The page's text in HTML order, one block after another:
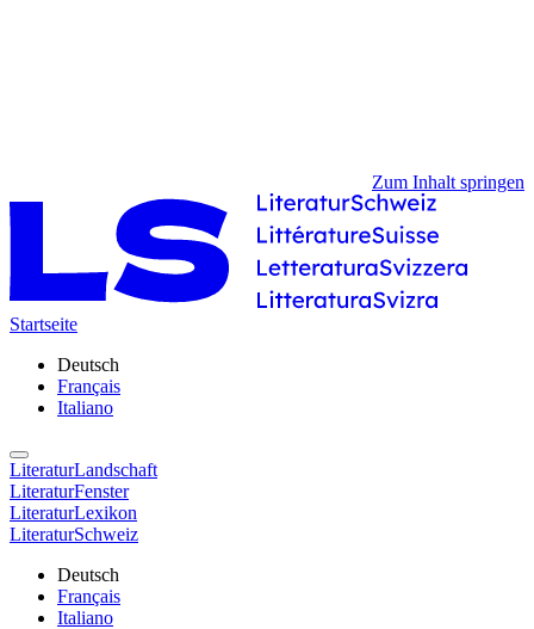
Zum Inhalt springen
Startseite
Deutsch
Français
Italiano
LiteraturLandschaft
LiteraturFenster
LiteraturLexikon
LiteraturSchweiz
Deutsch
Français
Italiano